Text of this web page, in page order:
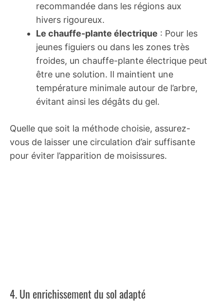
recommandée dans les régions aux
hivers rigoureux.
Le chauffe-plante électrique : Pour les
jeunes figuiers ou dans les zones très
froides, un chauffe-plante électrique peut
être une solution. Il maintient une
température minimale autour de l’arbre,
évitant ainsi les dégâts du gel.
Quelle que soit la méthode choisie, assurez-
vous de laisser une circulation d’air suffisante
pour éviter l’apparition de moisissures.
4. Un enrichissement du sol adapté